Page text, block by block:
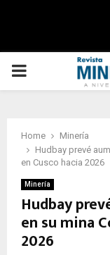
PRIMARY
Home
Minería
Hudbay prevé
en Cusco hacia 2026
Minería
Hudbay
en su mina
2026